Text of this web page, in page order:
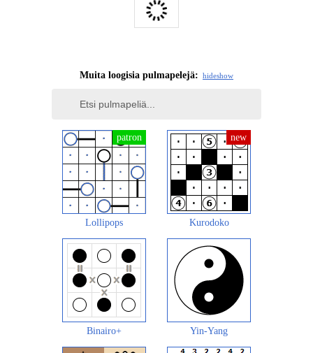
Muita loogisia pulmapelejä: hideshow
Lollipops Kurodoko
Binairo+ Yin-Yang